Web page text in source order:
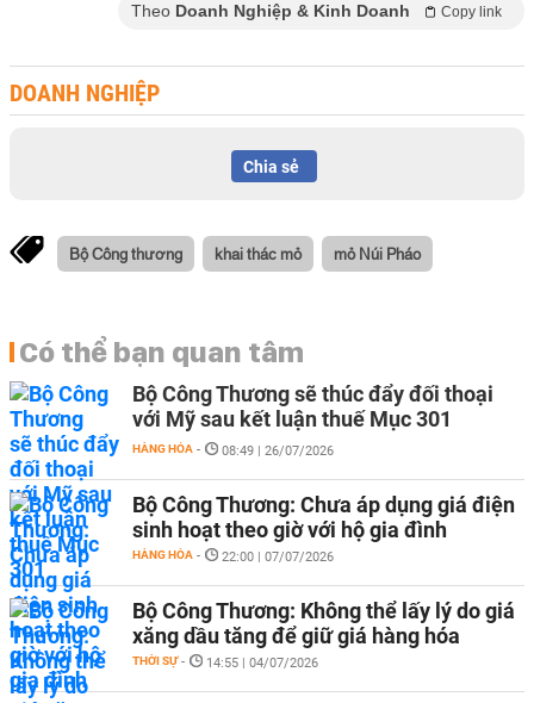
Theo Doanh Nghiệp & Kinh Doanh Copy link
DOANH NGHIỆP
Chia sẻ
Bộ Công thương khai thác mỏ mỏ Núi Pháo
Có thể bạn quan tâm
Bộ Công Thương sẽ thúc đẩy đối thoại
với Mỹ sau kết luận thuế Mục 301
HÀNG HÓA - 08:49 | 26/07/2026
Bộ Công Thương: Chưa áp dụng giá điện
sinh hoạt theo giờ với hộ gia đình
HÀNG HÓA - 22:00 | 07/07/2026
Bộ Công Thương: Không thể lấy lý do giá
xăng dầu tăng để giữ giá hàng hóa
THỜI SỰ - 14:55 | 04/07/2026